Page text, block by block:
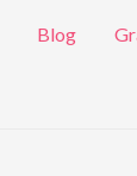
Blog